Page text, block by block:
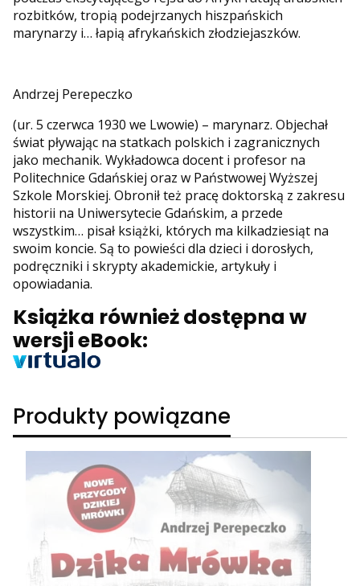
rozbitków, tropią podejrzanych hiszpańskich
marynarzy i… łapią afrykańskich złodziejaszków.
Andrzej Perepeczko
(ur. 5 czerwca 1930 we Lwowie) – marynarz. Objechał
świat pływając na statkach polskich i zagranicznych
jako mechanik. Wykładowca docent i profesor na
Politechnice Gdańskiej oraz w Państwowej Wyższej
Szkole Morskiej. Obronił też pracę doktorską z zakresu
historii na Uniwersytecie Gdańskim, a przede
wszystkim… pisał książki, których ma kilkadziesiąt na
swoim koncie. Są to powieści dla dzieci i dorosłych,
podręczniki i skrypty akademickie, artykuły i
opowiadania.
Książka również dostępna w
wersji eBook:
Produkty powiązane